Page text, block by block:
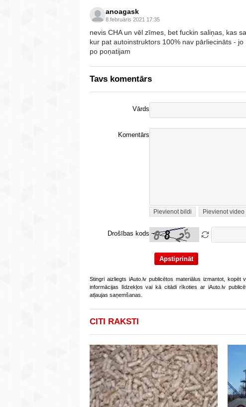
anoagask
8.februāris 2021 17:35
nevis CHA un vēl zīmes, bet fuckin saliņas, kas
kur pat autoinstruktors 100% nav pārliecināts -
po poņatijam
Tavs komentārs
Vārds
Komentārs
Pievienot bildi Pievienot video
Drošības kods
Stingri aizliegts iAuto.lv publicētos materiālus izmantot,
informācijas līdzekļos vai kā citādi rīkoties ar iAuto.lv
atļaujas saņemšanas.
CITI RAKSTI